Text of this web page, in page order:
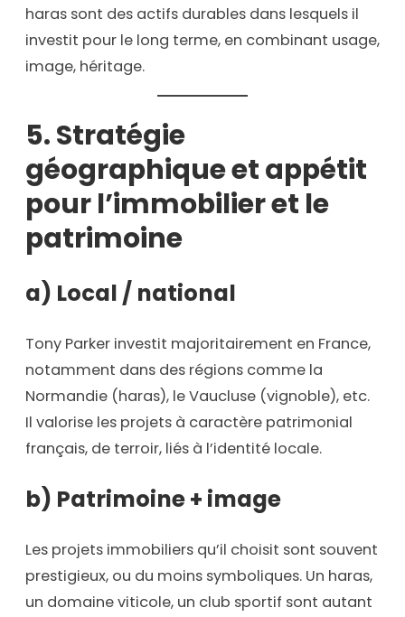
haras sont des actifs durables dans lesquels il
investit pour le long terme, en combinant usage,
image, héritage.
5. Stratégie
géographique et appétit
pour l’immobilier et le
patrimoine
a) Local / national
Tony Parker investit majoritairement en France,
notamment dans des régions comme la
Normandie (haras), le Vaucluse (vignoble), etc.
Il valorise les projets à caractère patrimonial
français, de terroir, liés à l’identité locale.
b) Patrimoine + image
Les projets immobiliers qu’il choisit sont souvent
prestigieux, ou du moins symboliques. Un haras,
un domaine viticole, un club sportif sont autant